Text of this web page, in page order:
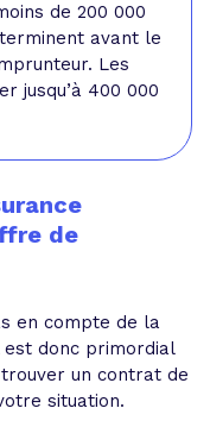
de 200 000
avant le
Les
jusqu’à 400 000
de
en compte de la
est donc primordial
un contrat de
situation.